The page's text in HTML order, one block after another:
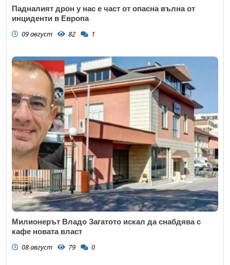
Падналият дрон у нас е част от опасна вълна от
инциденти в Европа
09 август 82 1
Милионерът Владо Загатото искал да снабдява с
кафе новата власт
08 август 79 0